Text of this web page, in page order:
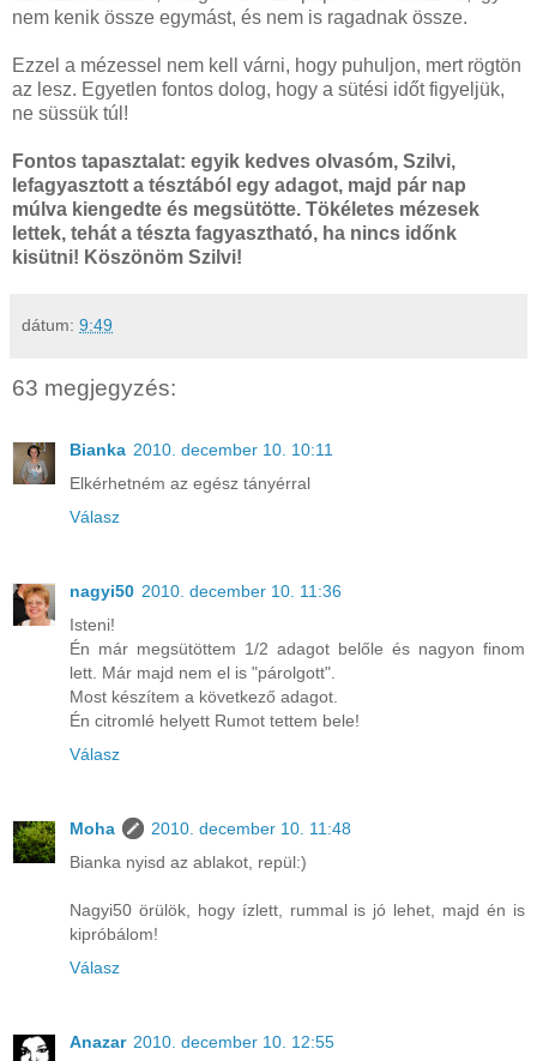
nem kenik össze egymást, és nem is ragadnak össze.
Ezzel a mézessel nem kell várni, hogy puhuljon, mert rögtön
az lesz. Egyetlen fontos dolog, hogy a sütési időt figyeljük,
ne süssük túl!
Fontos tapasztalat: egyik kedves olvasóm, Szilvi,
lefagyasztott a tésztából egy adagot, majd pár nap
múlva kiengedte és megsütötte. Tökéletes mézesek
lettek, tehát a tészta fagyasztható, ha nincs időnk
kisütni! Köszönöm Szilvi!
dátum: 9:49
63 megjegyzés:
Bianka 2010. december 10. 10:11
Elkérhetném az egész tányérral
Válasz
nagyi50 2010. december 10. 11:36
Isteni!
Én már megsütöttem 1/2 adagot belőle és nagyon finom
lett. Már majd nem el is "párolgott".
Most készítem a következő adagot.
Én citromlé helyett Rumot tettem bele!
Válasz
Moha
2010. december 10. 11:48
Bianka nyisd az ablakot, repül:)
Nagyi50 örülök, hogy ízlett, rummal is jó lehet, majd én is
kipróbálom!
Válasz
Anazar 2010. december 10. 12:55